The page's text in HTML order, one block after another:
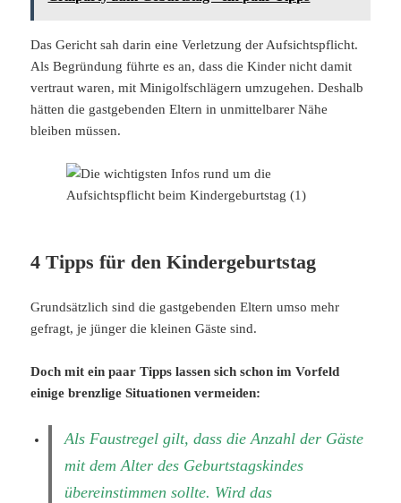
Das Gericht sah darin eine Verletzung der Aufsichtspflicht.
Als Begründung führte es an, dass die Kinder nicht damit
vertraut waren, mit Minigolfschlägern umzugehen. Deshalb
hätten die gastgebenden Eltern in unmittelbarer Nähe
bleiben müssen.
4 Tipps für den Kindergeburtstag
Grundsätzlich sind die gastgebenden Eltern umso mehr
gefragt, je jünger die kleinen Gäste sind.
Doch mit ein paar Tipps lassen sich schon im Vorfeld
einige brenzlige Situationen vermeiden:
Als Faustregel gilt, dass die Anzahl der Gäste
mit dem Alter des Geburtstagskindes
übereinstimmen sollte. Wird das